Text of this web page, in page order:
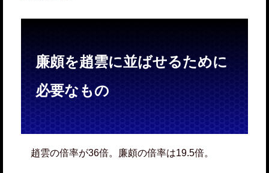
廉頗を趙雲に並ばせるために
必要なもの
趙雲の倍率が36倍。廉頗の倍率は19.5倍。